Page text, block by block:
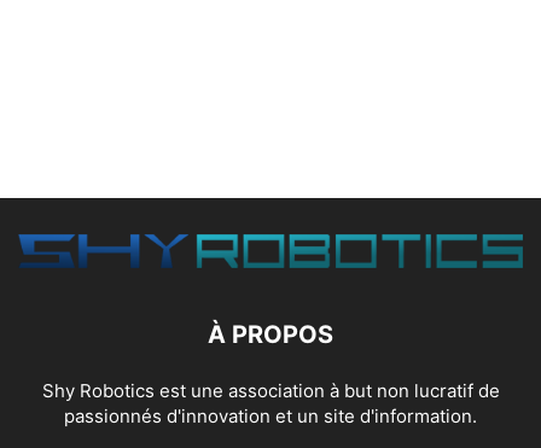
À PROPOS
Shy Robotics est une association à but non lucratif de
passionnés d'innovation et un site d'information.